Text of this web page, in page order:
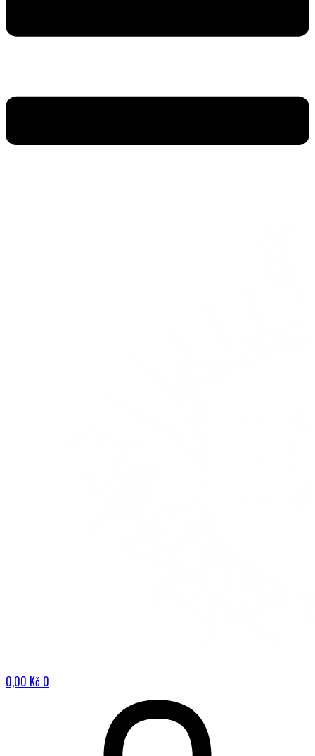
0,00 Kč 0